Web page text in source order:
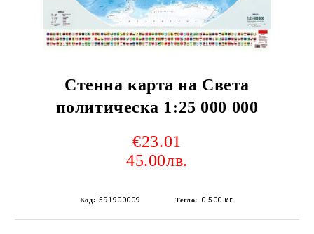
Стенна карта на Света
политическа 1:25 000 000
€23.01
45.00лв.
Код: 591900009 Тегло: 0.500 кг